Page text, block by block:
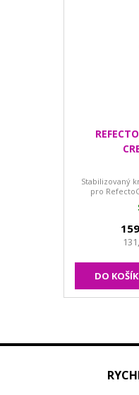
Stabilizovaný
pro
DO